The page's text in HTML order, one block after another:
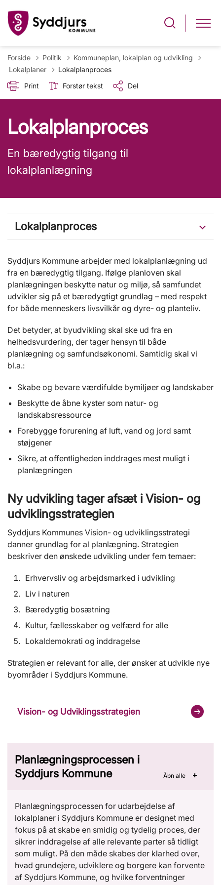
Forside Politik
Kommuneplan, lokalplan og udvikling
Tilbage til
Lokalplaner
Lokalplanproces
Print
Forstør tekst Del
Lokalplanproces
En bæredygtig tilgang til
lokalplanlægning
Lokalplanproces
Syddjurs Kommune arbejder med lokalplanlægning ud
fra en bæredygtig tilgang. Ifølge planloven skal
planlægningen beskytte natur og miljø, så samfundet
udvikler sig på et bæredygtigt grundlag – med respekt
for både menneskers livsvilkår og dyre- og planteliv.
Det betyder, at byudvikling skal ske ud fra en
helhedsvurdering, der tager hensyn til både
planlægning og samfundsøkonomi. Samtidig skal vi
bl.a.:
Skabe og bevare værdifulde bymiljøer og landskaber
Beskytte de åbne kyster som natur- og
landskabsressource
Forebygge forurening af luft, vand og jord samt
støjgener
Sikre, at offentligheden inddrages mest muligt i
planlægningen
Ny udvikling tager afsæt i Vision- og
udviklingsstrategien
Syddjurs Kommunes Vision- og udviklingsstrategi
danner grundlag for al planlægning. Strategien
beskriver den ønskede udvikling under fem temaer:
Erhvervsliv og arbejdsmarked i udvikling
Liv i naturen
Bæredygtig bosætning
Kultur, fællesskaber og velfærd for alle
Lokaldemokrati og inddragelse
Strategien er relevant for alle, der ønsker at udvikle nye
byområder i Syddjurs Kommune.
Vision- og Udviklingsstrategien
Planlægningsprocessen i
Syddjurs Kommune
Åbn alle
Planlægningsprocessen for udarbejdelse af
lokalplaner i Syddjurs Kommune er designet med
fokus på at skabe en smidig og tydelig proces, der
sikrer inddragelse af alle relevante parter så tidligt
som muligt. På den måde skabes der klarhed over,
hvad grundejere, udviklere og borgere kan forvente
af Syddjurs Kommune, og hvilke forventninger